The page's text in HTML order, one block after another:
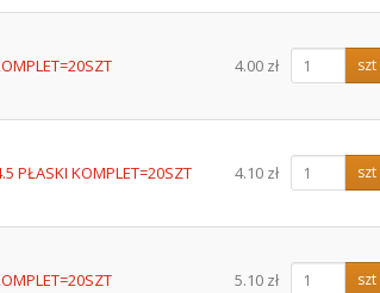
4.00 zł szt
PŁASKI KOMPLET=20SZT 4.10 zł szt
5.10 zł szt